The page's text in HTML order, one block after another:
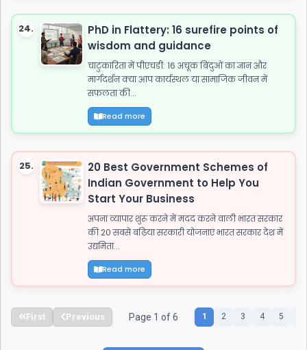
24.
PhD in Flattery: 16 surefire points of
wisdom and guidance
चाटुकारिता में पीएचडी: 16 अचूक बिंदुओं का ज्ञान और
मार्गदर्शन क्या आप कार्यस्थल या सामाजिक जीवन में
सफलता की...
Read more
25.
20 Best Government Schemes of
Indian Government to Help You
Start Your Business
अपना व्यापार शुरू करने में मदद करने वाली भारत सरकार
की 20 सबसे बढ़िया सरकारी योजनाएं भारत सरकार देश में
उद्यमिता...
Read more
First Previous Page 1 of 6 1 2 3 4 5